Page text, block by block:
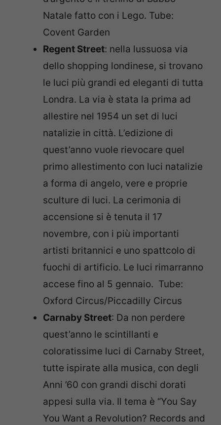
Natale fatto con i Lego. Tube:
Covent Garden
Regent Street: nella lussuosa via
dello shopping londinese, si trovano
le luci più grandi ed eleganti di tutta
Londra. La via è stata la prima ad
allestire nel 1954 un set di luci
natalizie in città. L’edizione di
quest’anno vuole rievocare quel
primo allestimento con luci natalizie
a forma di angelo, vere e proprie
sculture di luci. La cerimonia di
accensione si è tenuta il 17
novembre, con i più importanti
artisti britannici e uno spattcolo di
fuochi di artificio. Le luci rimarranno
accese fino al 5 gennaio. Tube:
Oxford Circus/Piccadilly Circus
Carnaby Street: Da non perdere
quest’anno le scintillanti e
coloratissime luci di Carnaby Street,
tutte ispirate alla musica, con degli
Anni ’60 con grandi dischi dorati
appesi sulla via. Il tema è “You Say
You Want a Revolution? Records and